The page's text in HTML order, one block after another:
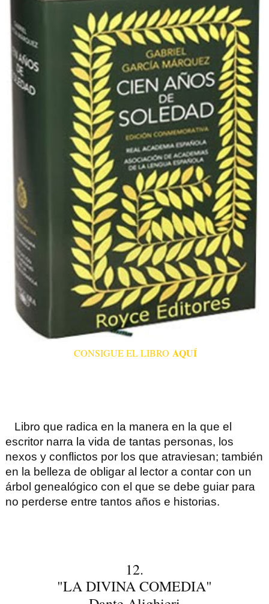
CONSIGUE EL LIBRO AQUÍ
Libro que radica en la manera en la que el
escritor narra la vida de tantas personas, los
nexos y conflictos por los que atraviesan; también
en la belleza de obligar al lector a contar con un
árbol genealógico con el que se debe guiar para
no perderse entre tantos años e historias.
12.
"LA DIVINA COMEDIA"